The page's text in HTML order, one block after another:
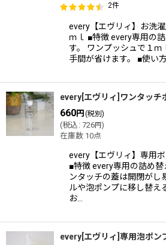
2件
every【エヴリィ】お洗
ｍｌ ■特徴 every専用の
す。 ワンプッシュで１ｍ
手間が省けます。 ■使い方
every[エヴリィ]ワンタッチ
660円 (税別)
(税込 : 726円)
在庫数 10点
every【エヴリィ】専用
■特徴 every専用の詰め替
ンタッチの蓋は開閉がし
ルや泡ポンプに移し替え
お…
every[エヴリィ]専用泡ポン